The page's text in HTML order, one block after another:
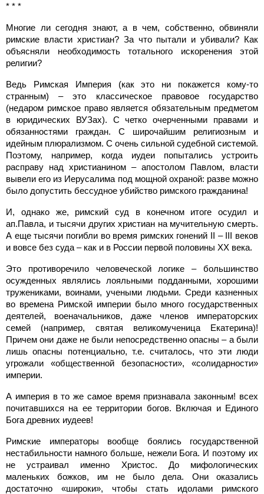
* * *
Многие ли сегодня знают, а в чем, собственно, обвиняли
римские власти христиан? За что пытали и убивали? Как
объясняли необходимость тотального искоренения этой
религии?
Ведь Римская Империя (как это ни покажется кому-то
странным) – это классическое правовое государство
(недаром римское право является обязательным предметом
в юридических ВУЗах). С четко очерченными правами и
обязанностями граждан. С широчайшим религиозным и
идейным плюрализмом. С очень сильной судебной системой.
Поэтому, например, когда иудеи попытались устроить
расправу над христианином – апостолом Павлом, власти
вывели его из Иерусалима под мощной охраной: разве можно
было допустить бессудное убийство римского гражданина!
И, однако же, римский суд в конечном итоге осудил и
ап.Павла, и тысячи других христиан на мучительную смерть.
А еще тысячи погибли во время римских гонений II – III веков
и вовсе без суда – как и в России первой половины XX века.
Это противоречило человеческой логике – большинство
осужденных являлись лояльными подданными, хорошими
тружениками, воинами, учеными людьми. Среди казненных
во времена Римской империи было много государственных
деятелей, военачальников, даже членов императорских
семей (например, святая великомученица Екатерина)!
Причем они даже не были непосредственно опасны – а были
лишь опасны потенциально, т.е. считалось, что эти люди
угрожали «общественной безопасности», «солидарности»
империи.
А империя в то же самое время признавала законным! всех
почитавшихся на ее территории богов. Включая и Единого
Бога древних иудеев!
Римские императоры вообще боялись государственной
нестабильности намного больше, нежели Бога. И поэтому их
не устраивал именно Христос. До мифологических
маленьких божков, им не было дела. Они оказались
достаточно «широки», чтобы стать идолами римского